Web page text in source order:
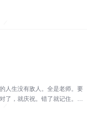
人生没有敌人。全是老师。要
了，就庆祝。错了就记住。我